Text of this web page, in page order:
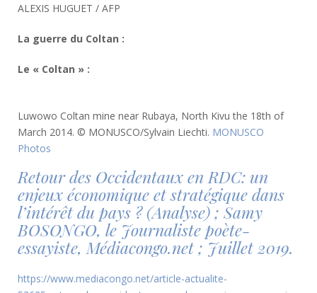
ALEXIS HUGUET / AFP
La guerre du Coltan :
Le « Coltan » :
Luwowo Coltan mine near Rubaya, North Kivu the 18th of
March 2014. © MONUSCO/Sylvain Liechti. MONUSCO
Photos
Retour des Occidentaux en RDC: un
enjeux économique et stratégique dans
l’intérêt du pays ? (Analyse) ; Samy
BOSONGO, le Journaliste poète-
essayiste, Médiacongo.net ; Juillet 2019.
https://www.mediacongo.net/article-actualite-